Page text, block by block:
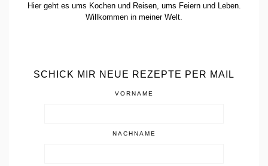
Hier geht es ums Kochen und Reisen, ums Feiern und Leben.
Willkommen in meiner Welt.
SCHICK MIR NEUE REZEPTE PER MAIL
VORNAME
NACHNAME